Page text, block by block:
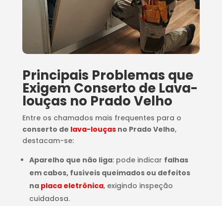
Principais Problemas que
Exigem Conserto de Lava-
louças no Prado Velho
Entre os chamados mais frequentes para o
conserto de lava-louçasno Prado Velho,
destacam-se:
Aparelho que não liga: pode indicar falhas
em cabos, fusíveis queimados ou defeitos
na placa eletrônica, exigindo inspeção
cuidadosa.